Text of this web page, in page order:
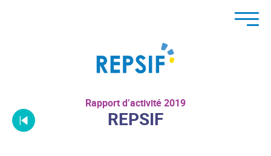
Rapport d’activité 2019
REPSIF